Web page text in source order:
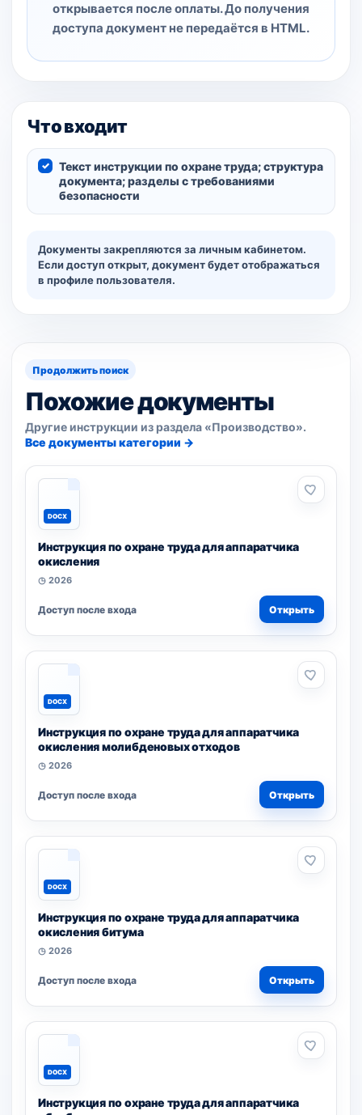
открывается после оплаты. До получения
доступа документ не передаётся в HTML.
Что входит
Текст инструкции по охране труда; структура
документа; разделы с требованиями
безопасности
Документы закрепляются за личным кабинетом.
Если доступ открыт, документ будет отображаться
в профиле пользователя.
Продолжить поиск
Похожие документы
Другие инструкции из раздела «Производство».
Все документы категории →
DOCX
Инструкция по охране труда для аппаратчика
окисления
◷ 2026
Доступ после входа Открыть
DOCX
Инструкция по охране труда для аппаратчика
окисления молибденовых отходов
◷ 2026
Доступ после входа Открыть
DOCX
Инструкция по охране труда для аппаратчика
окисления битума
◷ 2026
Доступ после входа Открыть
DOCX
Инструкция по охране труда для аппаратчика